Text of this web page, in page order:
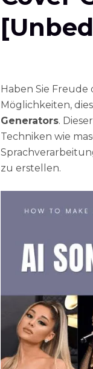
Haben Sie Freude
Möglichkeiten,
Generators.
Techniken wie
zu erstellen.